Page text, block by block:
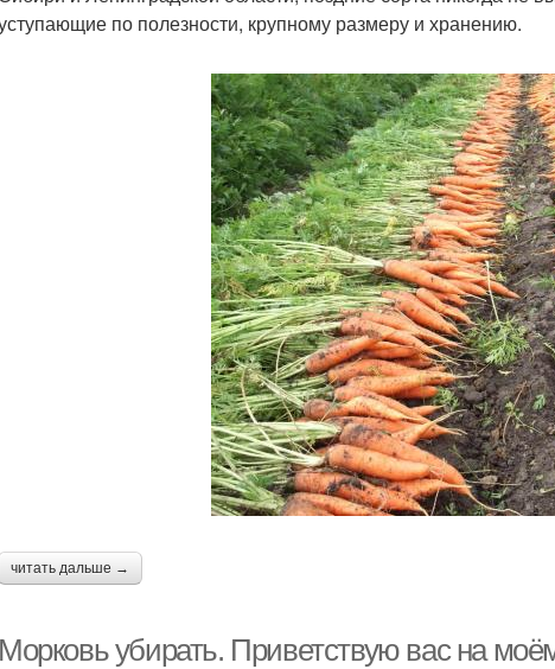
по полезности, крупному размеру и хранению.
читать дальше →
Морковь убирать. Приветствую вас на